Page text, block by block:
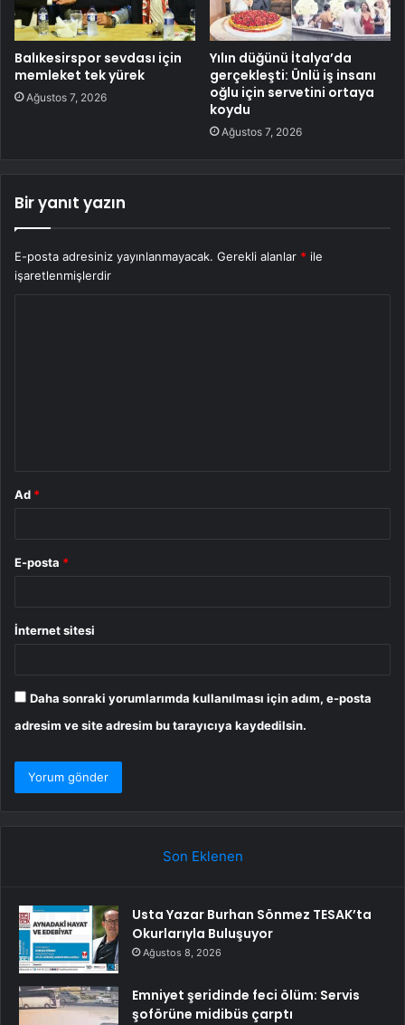
Balıkesirspor sevdası için
memleket tek yürek
Ağustos 7, 2026
Yılın düğünü İtalya’da
gerçekleşti: Ünlü iş insanı
oğlu için servetini ortaya
koydu
Ağustos 7, 2026
Bir yanıt yazın
E-posta adresiniz yayınlanmayacak. Gerekli alanlar * ile
işaretlenmişlerdir
Ad *
E-posta *
İnternet sitesi
Daha sonraki yorumlarımda kullanılması için adım, e-posta
adresim ve site adresim bu tarayıcıya kaydedilsin.
Son Eklenen
Usta Yazar Burhan Sönmez TESAK’ta
Okurlarıyla Buluşuyor
Ağustos 8, 2026
Emniyet şeridinde feci ölüm: Servis
şoförüne midibüs çarptı